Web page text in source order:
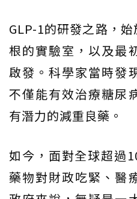
GLP-1的研發之路，
根的實驗室，以及最
啟發。科學家當時發
不僅能有效治療糖尿
有潛力的減重良藥。
如今，面對全球超過
藥物對財政吃緊、醫